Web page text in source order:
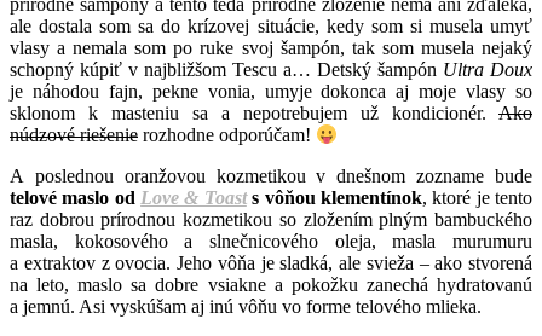
prírodné šampóny a tento teda prírodné zloženie nemá ani zďaleka,
ale dostala som sa do krízovej situácie, kedy som si musela umyť
vlasy a nemala som po ruke svoj šampón, tak som musela nejaký
schopný kúpiť v najbližšom Tescu a… Detský šampón Ultra Doux
je náhodou fajn, pekne vonia, umyje dokonca aj moje vlasy so
sklonom k masteniu sa a nepotrebujem už kondicionér. Ako
núdzové riešenie rozhodne odporúčam!
A poslednou oranžovou kozmetikou v dnešnom zozname bude
telové maslo od Love & Toasts vôňou klementínok, ktoré je tento
raz dobrou prírodnou kozmetikou so zložením plným bambuckého
masla, kokosového a slnečnicového oleja, masla murumuru
a extraktov z ovocia. Jeho vôňa je sladká, ale svieža – ako stvorená
na leto, maslo sa dobre vsiakne a pokožku zanechá hydratovanú
a jemnú. Asi vyskúšam aj inú vôňu vo forme telového mlieka.